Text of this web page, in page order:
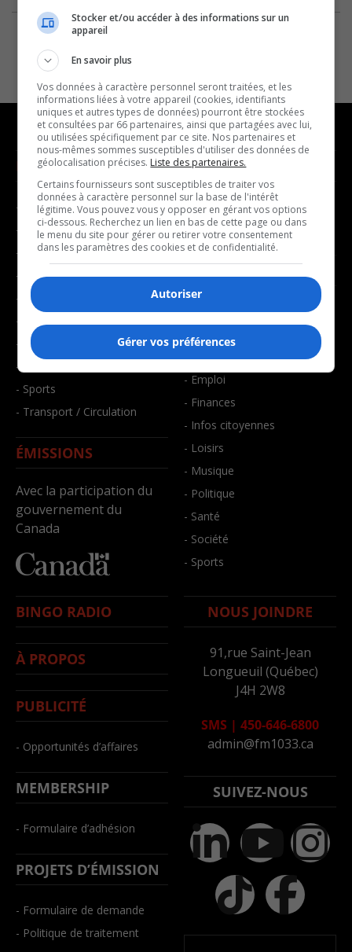
NOUVELLES
- Affaires municipales
- Communauté / Social
- Culture
- Économie
- Éducation
- Environnement
- Faits divers
- Santé et bien-être
- Sports
- Transport / Circulation
ÉMISSIONS
Avec la participation du
gouvernement du
Canada
MUSIQUE
- Décompte franco
- Joué récemment
BALADOS
- Affaires
- Art de vivre
- Bien-être
- Emploi
- Finances
- Infos citoyennes
- Loisirs
- Musique
- Politique
- Santé
- Société
- Sports
BINGO RADIO
À PROPOS
PUBLICITÉ
- Opportunités d’affaires
MEMBERSHIP
- Formulaire d’adhésion
PROJETS D’ÉMISSION
- Formulaire de demande
- Politique de traitement
NOUS JOINDRE
91,rue Saint-Jean
Longueuil (Québec)
J4H 2W8
SMS | 450-646-6800
admin@fm1033.ca
SUIVEZ-NOUS
Stocker et/ou accéder à des informations sur un
appareil
En savoir plus
Vos données à caractère personnel seront traitées, et les
informations liées à votre appareil (cookies, identifiants
uniques et autres types de données) pourront être stockées
et consultées par 66 partenaires, ainsi que partagées avec lui,
ou utilisées spécifiquement par ce site. Nos partenaires et
nous-mêmes sommes susceptibles d'utiliser des données de
géolocalisation précises. Liste des partenaires.
Certains fournisseurs sont susceptibles de traiter vos
données à caractère personnel sur la base de l'intérêt
légitime. Vous pouvez vous y opposer en gérant vos options
ci-dessous. Recherchez un lien en bas de cette page ou dans
le menu du site pour gérer ou retirer votre consentement
dans les paramètres des cookies et de confidentialité.
Autoriser
Gérer vos préférences